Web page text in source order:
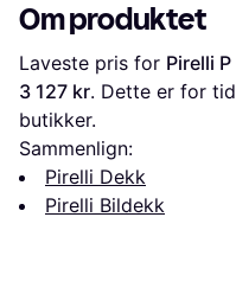
Om produktet
Laveste pris for Pirelli
3 127 kr. Dette er for
butikker.
Sammenlign:
Pirelli Dekk
Pirelli Bildekk